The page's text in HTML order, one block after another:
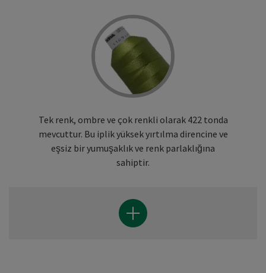
Tek renk, ombre ve çok renkli olarak 422 tonda
mevcuttur. Bu iplik yüksek yırtılma direncine ve
eşsiz bir yumuşaklık ve renk parlaklığına
sahiptir.